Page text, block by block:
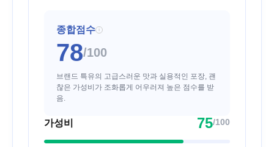
종합점수 i
78/100
브랜드 특유의 고급스러운 맛과 실용적인 포장, 괜
찮은 가성비가 조화롭게 어우러져 높은 점수를 받
음.
가성비 75/100